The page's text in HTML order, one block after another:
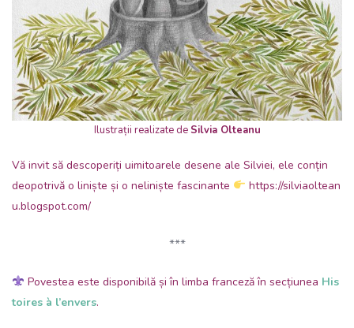
Ilustrații realizate de Silvia Olteanu
Vă invit să descoperiți uimitoarele desene ale Silviei, ele conțin
deopotrivă o liniște și o neliniște fascinante
https://silviaoltean
u.blogspot.com/
***
Povestea este disponibilă și în limba franceză în secțiunea His
toires à l’envers.